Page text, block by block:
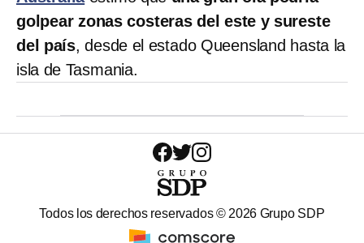
golpear zonas costeras del este y sureste
del país, desde el estado Queensland hasta la
isla de Tasmania.
Todos los derechos reservados © 2026 Grupo SDP